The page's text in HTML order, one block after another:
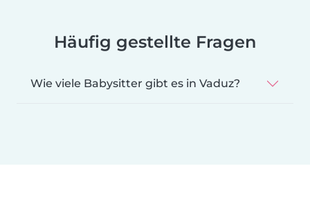
Häufig gestellte Fragen
Wie viele Babysitter gibt es in Vaduz?